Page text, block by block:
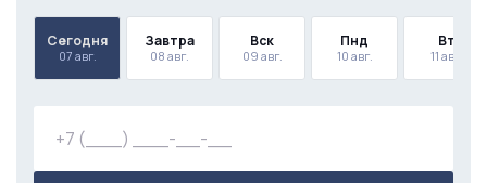
Сегодня
07 авг.
Завтра
08 авг.
Вск
09 авг.
Пнд
10 авг.
Вт
11 авг.